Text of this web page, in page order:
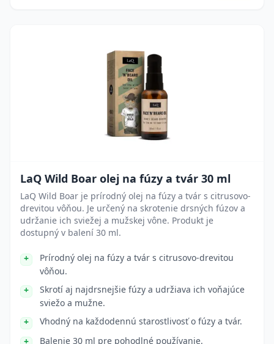
LaQ Wild Boar olej na fúzy a tvár 30 ml
LaQ Wild Boar je prírodný olej na fúzy a tvár s citrusovo-
drevitou vôňou. Je určený na skrotenie drsných fúzov a
udržanie ich sviežej a mužskej vône. Produkt je
dostupný v balení 30 ml.
Prírodný olej na fúzy a tvár s citrusovo-drevitou
vôňou.
Skrotí aj najdrsnejšie fúzy a udržiava ich voňajúce
sviežo a mužne.
Vhodný na každodennú starostlivosť o fúzy a tvár.
Balenie 30 ml pre pohodlné používanie.